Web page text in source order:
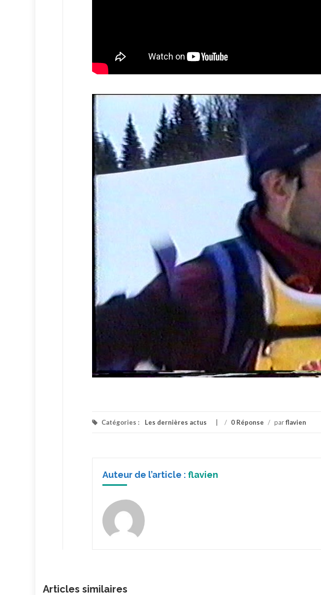
Catégories : Les dernières actus / 0 Réponse / parflavien
Auteur de l’article : flavien
Articles similaires